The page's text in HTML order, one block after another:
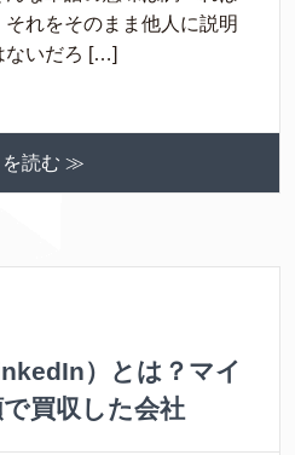
れをそのまま他人に説明
ないだろ […]
を読む ≫
）とは？マイ
買収した会社